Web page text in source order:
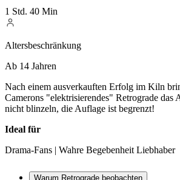
1 Std. 40 Min
Altersbeschränkung
Ab 14 Jahren
Nach einem ausverkauften Erfolg im Kiln
Camerons "elektrisierendes" Retrograde das
nicht blinzeln, die Auflage ist begrenzt!
Ideal für
Drama-Fans | Wahre Begebenheit Liebhaber
Warum Retrograde beobachten